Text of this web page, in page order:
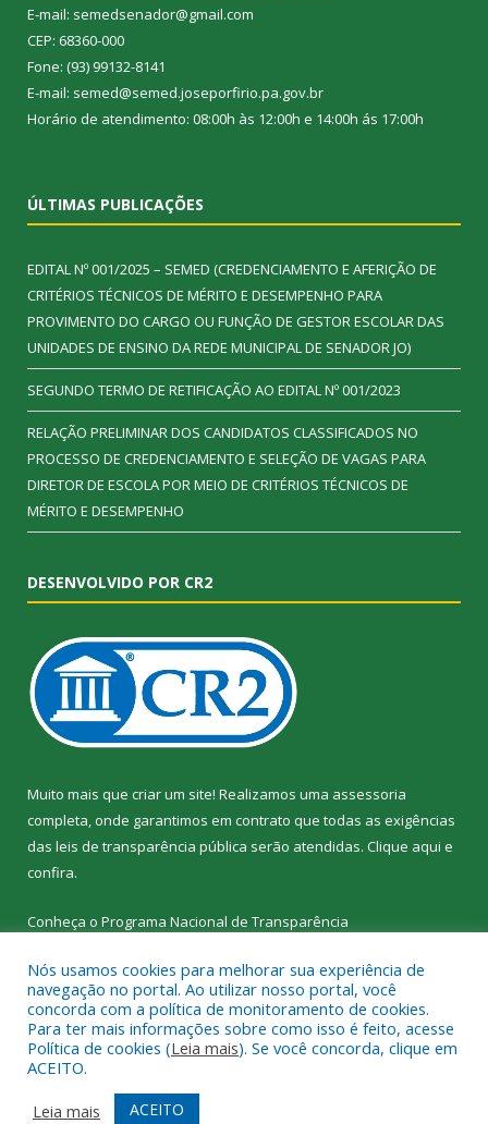
E-mail: semedsenador@gmail.com
CEP: 68360-000
Fone: (93) 99132-8141
E-mail: semed@semed.joseporfirio.pa.gov.br
Horário de atendimento: 08:00h às 12:00h e 14:00h ás 17:00h
ÚLTIMAS PUBLICAÇÕES
EDITAL Nº 001/2025 – SEMED (CREDENCIAMENTO E AFERIÇÃO DE
CRITÉRIOS TÉCNICOS DE MÉRITO E DESEMPENHO PARA
PROVIMENTO DO CARGO OU FUNÇÃO DE GESTOR ESCOLAR DAS
UNIDADES DE ENSINO DA REDE MUNICIPAL DE SENADOR JO)
SEGUNDO TERMO DE RETIFICAÇÃO AO EDITAL Nº 001/2023
RELAÇÃO PRELIMINAR DOS CANDIDATOS CLASSIFICADOS NO
PROCESSO DE CREDENCIAMENTO E SELEÇÃO DE VAGAS PARA
DIRETOR DE ESCOLA POR MEIO DE CRITÉRIOS TÉCNICOS DE
MÉRITO E DESEMPENHO
DESENVOLVIDO POR CR2
Muito mais que criar um site! Realizamos uma assessoria
completa, onde garantimos em contrato que todas as exigências
das leis de transparência pública serão atendidas. Clique aqui e
confira.
Conheça o Programa Nacional de Transparência
Todos os direitos reservados a SEMED – Secretaria Municipal de
Educação de Senador José Porfírio.
Mapa do Site
Acessar Área Administrativa
Nós usamos cookies para melhorar sua experiência de
navegação no portal. Ao utilizar nosso portal, você
concorda com a política de monitoramento de cookies.
Para ter mais informações sobre como isso é feito, acesse
Política de cookies (Leia mais). Se você concorda, clique em
ACEITO.
Leia mais
ACEITO